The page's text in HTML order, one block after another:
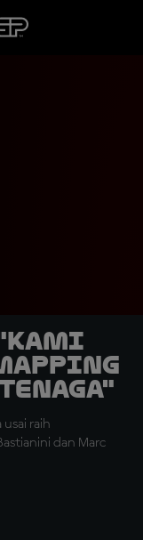
raih
dan Marc